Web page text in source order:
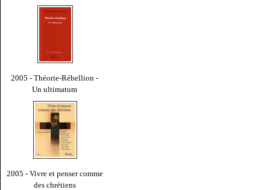
2005 - Théorie-Rébellion -
Un ultimatum
2005 - Vivre et penser comme
des chrétiens